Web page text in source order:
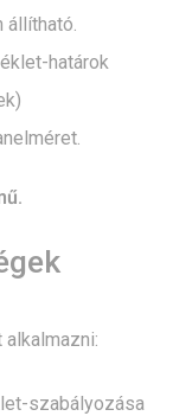
állítható.
határok
alkalmazni:
szabályozása